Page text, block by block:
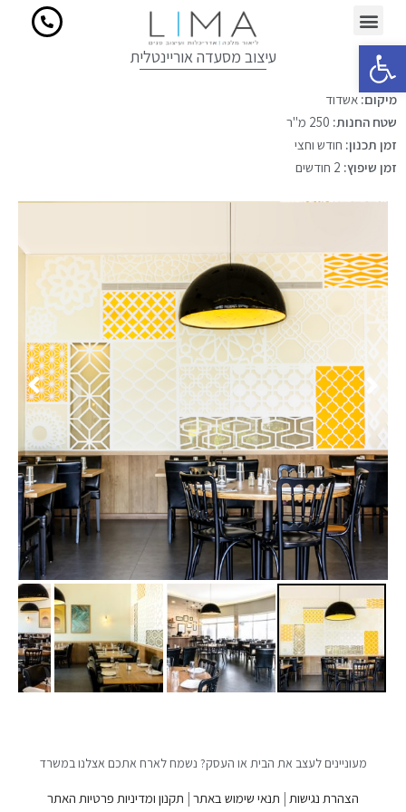
פתח סרגל נגישות עיצוב מסעדה אוריינטלית
מיקום: אשדוד
שטח החנות: 250 מ"ר
זמן תכנון: חודש וחצי
זמן שיפוץ: 2 חודשים
מעוניינים לעצב את הבית או העסק? נשמח לארח אתכם אצלנו במשרד
הצהרת נגישות | תנאי שימוש באתר | תקנון ומדיניות פרטיות האתר